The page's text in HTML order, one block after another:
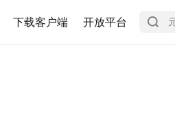
下载客户端 开放平台